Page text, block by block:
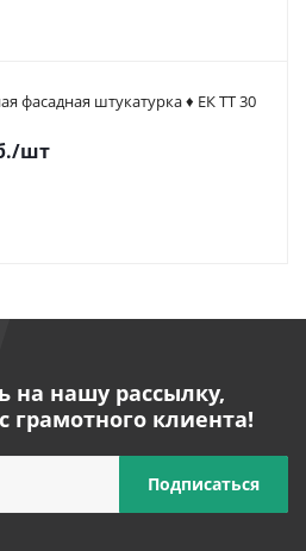
фасадная штукатурка ♦ ЕК ТТ 30
/шт
на нашу рассылку,
грамотного клиента!